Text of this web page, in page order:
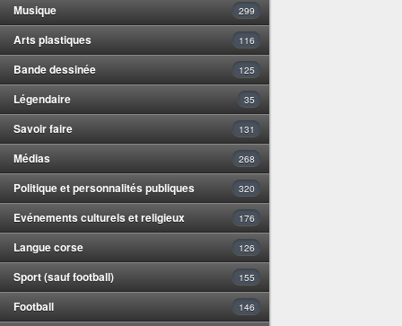
Musique 299
Arts plastiques 116
Bande dessinée 125
Légendaire 35
Savoir faire 131
Médias 268
Politique et personnalités publiques 320
Evénements culturels et religieux 176
Langue corse 126
Sport (sauf football) 155
Football 146